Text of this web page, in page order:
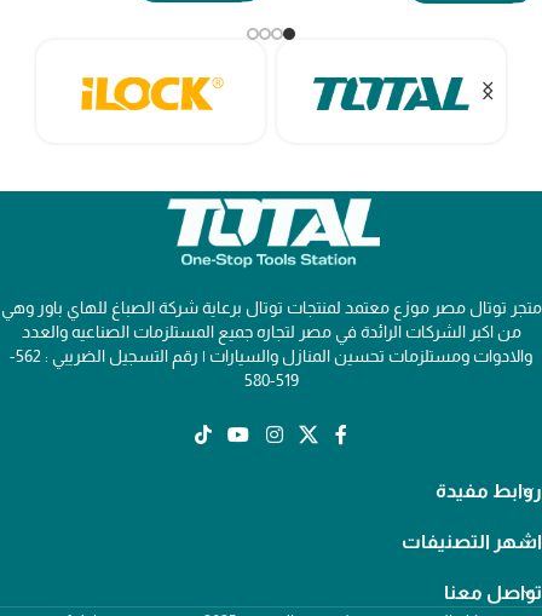
متجر توتال مصر موزع معتمد لمنتجات توتال برعاية شركة الصباغ للهاي باور وهي
من اكبر الشركات الرائدة في مصر لتجاره جميع المستلزمات الصناعيه والعدد
والادوات ومستلزمات تحسين المنازل والسيارات | رقم التسجيل الضريبي : 562-
519-580
روابط مفيدة
اشهر التصنيفات
تواصل معنا